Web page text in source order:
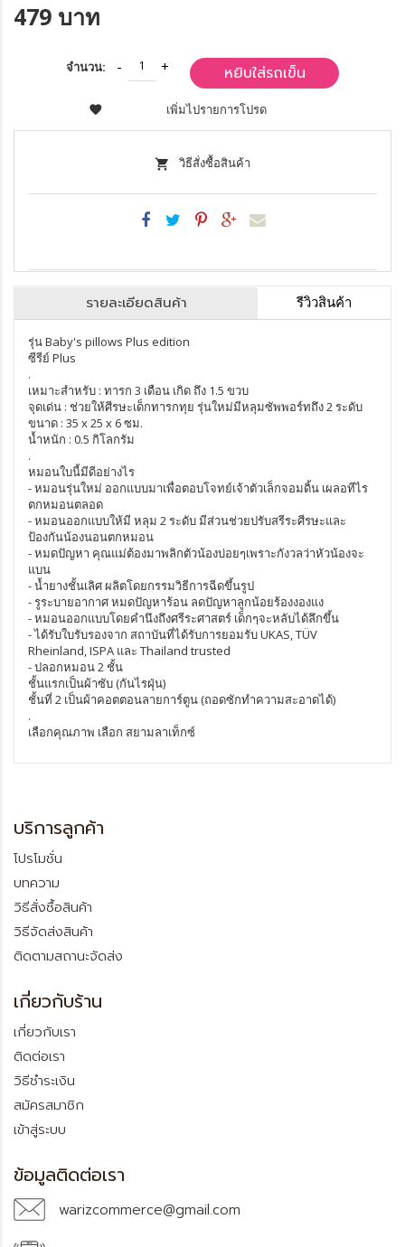
479 บาท
จำนวน: หยิบใส่รถเข็น
เพิ่มไปรายการโปรด
วิธีสั่งซื้อสินค้า
รายละเอียดสินค้า รีวิวสินค้า
รุ่น Baby's pillows Plus edition
ซีรีย์ Plus
.
เหมาะสำหรับ : ทารก 3 เดือน เกิด ถึง 1.5 ขวบ
จุดเด่น : ช่วยให้ศีรษะเด็กทารกทุย รุ่นใหม่มีหลุมซัพพอร์ทถึง 2 ระดับ
ขนาด : 35 x 25 x 6 ซม.
น้ำหนัก : 0.5 กิโลกรัม
.
หมอนใบนี้มีดีอย่างไร
- หมอนรุ่นใหม่ ออกแบบมาเพื่อตอบโจทย์เจ้าตัวเล็กจอมดิ้น เผลอทีไร
ตกหมอนตลอด
- หมอนออกแบบให้มี หลุม 2 ระดับ มีส่วนช่วยปรับสรีระศีรษะและ
ป้องกันน้องนอนตกหมอน
- หมดปัญหา คุณแม่ต้องมาพลิกตัวน้องบ่อยๆเพราะกังวลว่าหัวน้องจะ
แบน
- น้ำยางชั้นเลิศ ผลิตโดยกรรมวิธีการฉีดขึ้นรูป
- รูระบายอากาศ หมดปัญหาร้อน ลดปัญหาลูกน้อยร้องงองแง
- หมอนออกแบบโดยคำนึงถึงศรีระศาสตร์ เด็กๆจะหลับได้ลึกขึ้น
- ได้รับใบรับรองจาก สถาบันที่ได้รับการยอมรับ UKAS, TÜV
Rheinland, ISPA และ Thailand trusted
- ปลอกหมอน 2 ชั้น
ชั้นแรกเป็นผ้าซับ (กันไรฝุ่น)
ชั้นที่ 2 เป็นผ้าคอตตอนลายการ์ตูน (ถอดซักทำความสะอาดได้)
.
เลือกคุณภาพ เลือก สยามลาเท็กซ์
บริการลูกค้า
โปรโมชั่น
บทความ
วิธีสั่งซื้อสินค้า
วิธีจัดส่งสินค้า
ติดตามสถานะจัดส่ง
เกี่ยวกับร้าน
เกี่ยวกับเรา
ติดต่อเรา
วิธีชำระเงิน
สมัครสมาชิก
เข้าสู่ระบบ
ข้อมูลติดต่อเรา
warizcommerce@gmail.com